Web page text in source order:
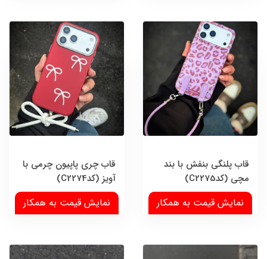
قاب پلنگی بنفش با بند
مچی (کدC2275)
نمایش قیمت به همکار
قاب چری پاپیون چرمی با
آویز (کدC2274)
نمایش قیمت به همکار